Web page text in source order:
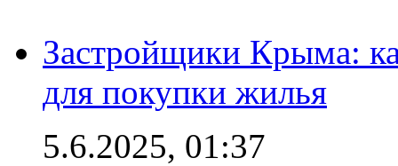
Застройщики Крыма:
для покупки жилья
5.6.2025, 01:37